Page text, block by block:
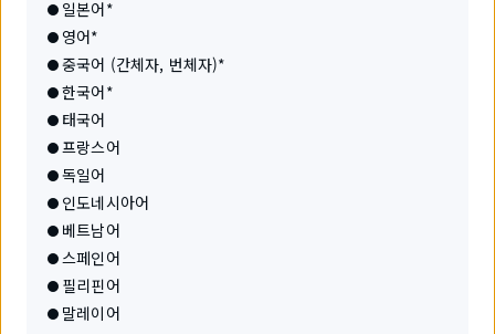
일본어*
영어*
중국어 (간체자, 번체자)*
한국어*
태국어
프랑스어
독일어
인도네시아어
베트남어
스페인어
필리핀어
말레이어